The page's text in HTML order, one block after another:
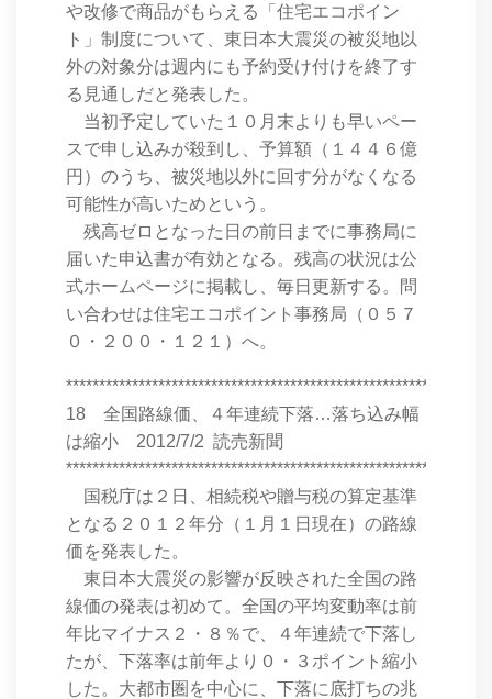
や改修で商品がもらえる「住宅エコポイン
ト」制度について、東日本大震災の被災地以
外の対象分は週内にも予約受け付けを終了す
る見通しだと発表した。
当初予定していた１０月末よりも早いペー
スで申し込みが殺到し、予算額（１４４６億
円）のうち、被災地以外に回す分がなくなる
可能性が高いためという。
残高ゼロとなった日の前日までに事務局に
届いた申込書が有効となる。残高の状況は公
式ホームページに掲載し、毎日更新する。問
い合わせは住宅エコポイント事務局（０５７
０・２００・１２１）へ。
18 全国路線価、４年連続下落…落ち込み幅
は縮小 2012/7/2 読売新聞
国税庁は２日、相続税や贈与税の算定基準
となる２０１２年分（１月１日現在）の路線
価を発表した。
東日本大震災の影響が反映された全国の路
線価の発表は初めて。全国の平均変動率は前
年比マイナス２・８％で、４年連続で下落し
たが、下落率は前年より０・３ポイント縮小
した。大都市圏を中心に、下落に底打ちの兆